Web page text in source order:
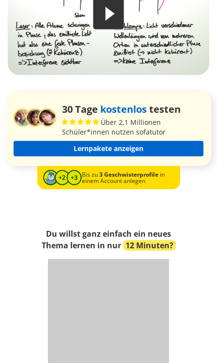
30 Tage kostenlostesten
Über 2,1 Millionen
Schüler*innen nutzen sofatutor
Lernpakete anzeigen
Bis zu3 Geschwisterprofilein
einem Account anlegen
Du willst ganz einfach ein neues
Thema lernen in nur 12 Minuten?